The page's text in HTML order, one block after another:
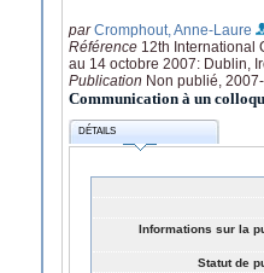
parCromphout, Anne-Laure
Référence 12th International
au 14 octobre 2007: Dublin,
Publication Non publié,
Communication à un
DÉTAILS
Informations sur la
Statut de